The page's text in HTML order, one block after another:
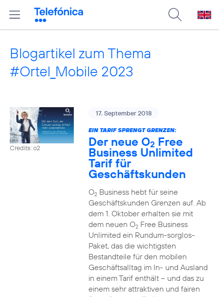
Blogartikel zum Thema
#Ortel_Mobile 2023
Credits: o2
17. September 2018
EIN TARIF SPRENGT GRENZEN:
Der neue O2 Free
Business Unlimited
Tarif für
Geschäftskunden
O2Business hebt für seine
Geschäftskunden Grenzen auf. Ab
dem 1. Oktober erhalten sie mit
dem neuen O2Free Business
Unlimited ein Rundum-sorglos-
Paket, das die wichtigsten
Bestandteile für den mobilen
Geschäftsalltag im In- und Ausland
in einem Tarif enthält – und das zu
einem sehr attraktiven und fairen